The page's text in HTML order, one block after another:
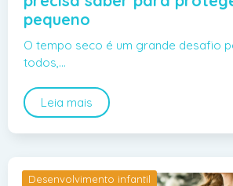
pequeno
O tempo seco é um grande desafio
todos,…
Leia mais
Desenvolvimento infantil